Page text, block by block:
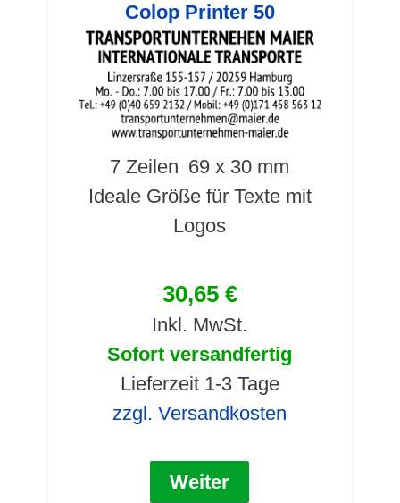
Colop Printer 50
7 Zeilen 69 x 30 mm
Ideale Größe für Texte mit
Logos
30,65 €
Inkl. MwSt.
Sofort versandfertig
Lieferzeit 1-3 Tage
zzgl. Versandkosten
Weiter